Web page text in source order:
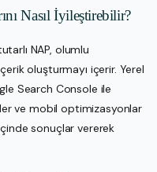
Nasıl İyileştirebilir?
NAP, olumlu
oluşturmayı içerir. Yerel
Search Console ile
ve mobil optimizasyonlar
sonuçlar vererek